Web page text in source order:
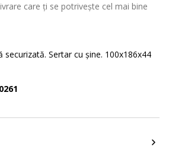
care ți se potrivește cel mai bine
securizată. Sertar cu șine. 100x186x44